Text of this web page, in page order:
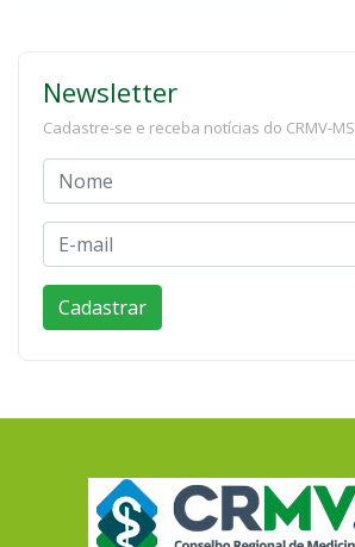
Newsletter
Cadastre-se e receba notícias do CRMV-MS